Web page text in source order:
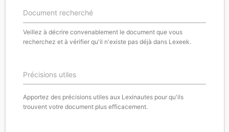
Document recherché
Veillez à décrire convenablement le document que vous
recherchez et à vérifier qu'il n'existe pas déjà dans Lexeek.
Précisions utiles
Apportez des précisions utiles aux Lexinautes pour qu'ils
trouvent votre document plus efficacement.